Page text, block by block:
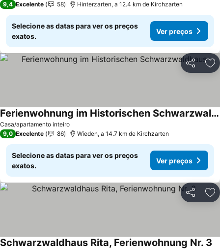
9,4 Excelente 58 Hinterzarten, a 12.4 km de Kirchzarten
Selecione as datas para ver os preços
exatos.
Ver preços
Partilhar
Casa/apartamento inteiro
Ferienwohnung im Historischen Schwarzwaldhaus
9,0 Excelente 86 Wieden, a 14.7 km de Kirchzarten
Selecione as datas para ver os preços
exatos.
Ver preços
Partilhar
Schwarzwaldhaus Rita, Ferienwohnung Nr. 3